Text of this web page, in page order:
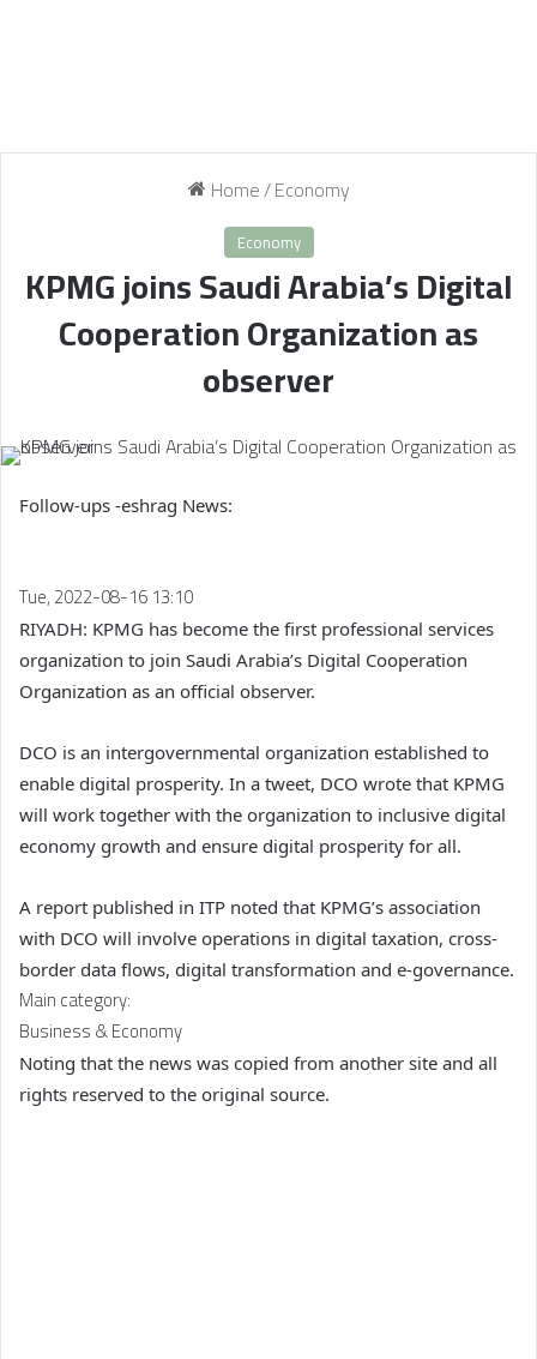
Home/Economy
Economy
KPMG joins Saudi Arabia’s Digital
Cooperation Organization as
observer
Follow-ups -eshrag News:
Tue, 2022-08-16 13:10
RIYADH: KPMG has become the first professional services
organization to join Saudi Arabia’s Digital Cooperation
Organization as an official observer.
DCO is an intergovernmental organization established to
enable digital prosperity. In a tweet, DCO wrote that KPMG
will work together with the organization to inclusive digital
economy growth and ensure digital prosperity for all.
A report published in ITP noted that KPMG’s association
with DCO will involve operations in digital taxation, cross-
border data flows, digital transformation and e-governance.
Main category:
Business & Economy
Noting that the news was copied from another site and all
rights reserved to the original source.